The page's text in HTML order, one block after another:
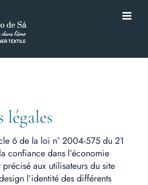
6 de la loi n° 2004-575 du 21
confiance dans l’économie
aux utilisateurs du site
l’identité des différents